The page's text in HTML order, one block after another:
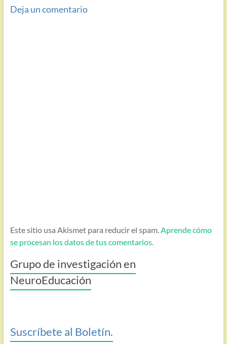
Deja un comentario
Este sitio usa Akismet para reducir el spam. Aprende cómo
se procesan los datos de tus comentarios.
Grupo de investigación en
NeuroEducación
Suscríbete al Boletín.